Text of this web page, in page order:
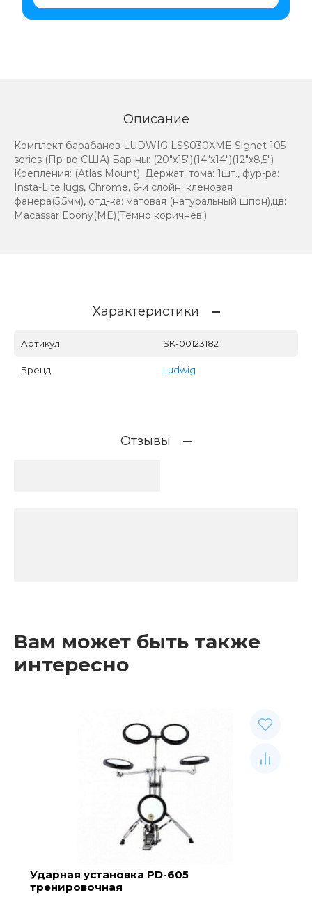
Описание
Комплект барабанов LUDWIG LSS030XME Signet 105
series (Пр-во США) Бар-ны: (20"х15")(14"x14")(12"x8,5")
Крепления: (Atlas Mount). Держат. тома: 1шт., фур-ра:
Insta-Lite lugs, Chrome, 6-и слойн. кленовая
фанера(5,5мм), отд-ка: матовая (натуральный шпон),цв:
Macassar Ebony(ME)(Темно коричнев.)
Характеристики
Артикул SK-00123182
Бренд Ludwig
Отзывы
Вам может быть также
интересно
Ударная установка PD-605
тренировочная